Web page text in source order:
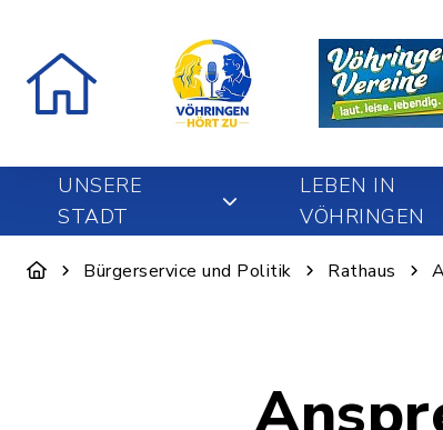
UNSERE
STADT
LEBEN IN
VÖHRINGEN
Bürgerservice und Politik Rathaus